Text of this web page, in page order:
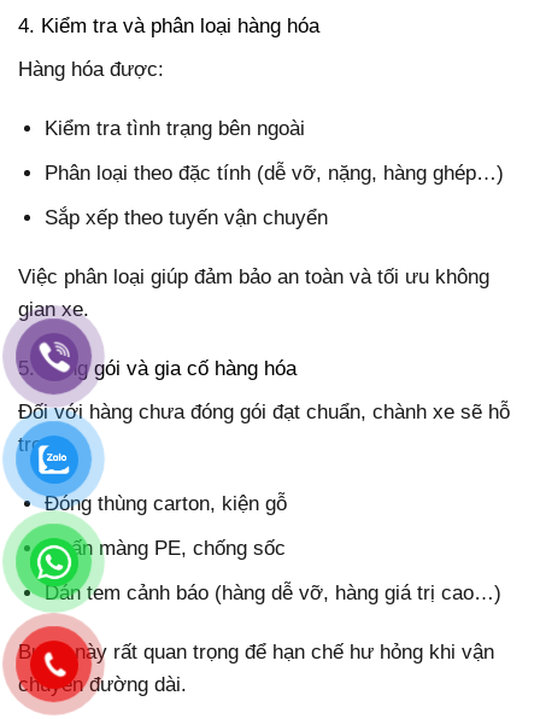
4. Kiểm tra và phân loại hàng hóa
Hàng hóa được:
Kiểm tra tình trạng bên ngoài
Phân loại theo đặc tính (dễ vỡ, nặng, hàng ghép…)
Sắp xếp theo tuyến vận chuyển
Việc phân loại giúp đảm bảo an toàn và tối ưu không
gian xe.
5. Đóng gói và gia cố hàng hóa
Đối với hàng chưa đóng gói đạt chuẩn, chành xe sẽ hỗ
trợ:
Đóng thùng carton, kiện gỗ
Quấn màng PE, chống sốc
Dán tem cảnh báo (hàng dễ vỡ, hàng giá trị cao…)
Bước này rất quan trọng để hạn chế hư hỏng khi vận
chuyển đường dài.